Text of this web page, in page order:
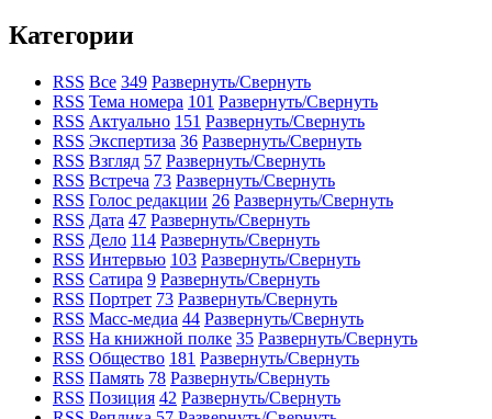
Категории
RSS Все 349 Развернуть/Свернуть
RSS Тема номера 101 Развернуть/Свернуть
RSS Актуально 151 Развернуть/Свернуть
RSS Экспертиза 36 Развернуть/Свернуть
RSS Взгляд 57 Развернуть/Свернуть
RSS Встреча 73 Развернуть/Свернуть
RSS Голос редакции 26 Развернуть/Свернуть
RSS Дата 47 Развернуть/Свернуть
RSS Дело 114 Развернуть/Свернуть
RSS Интервью 103 Развернуть/Свернуть
RSS Сатира 9 Развернуть/Свернуть
RSS Портрет 73 Развернуть/Свернуть
RSS Масс-медиа 44 Развернуть/Свернуть
RSS На книжной полке 35 Развернуть/Свернуть
RSS Общество 181 Развернуть/Свернуть
RSS Память 78 Развернуть/Свернуть
RSS Позиция 42 Развернуть/Свернуть